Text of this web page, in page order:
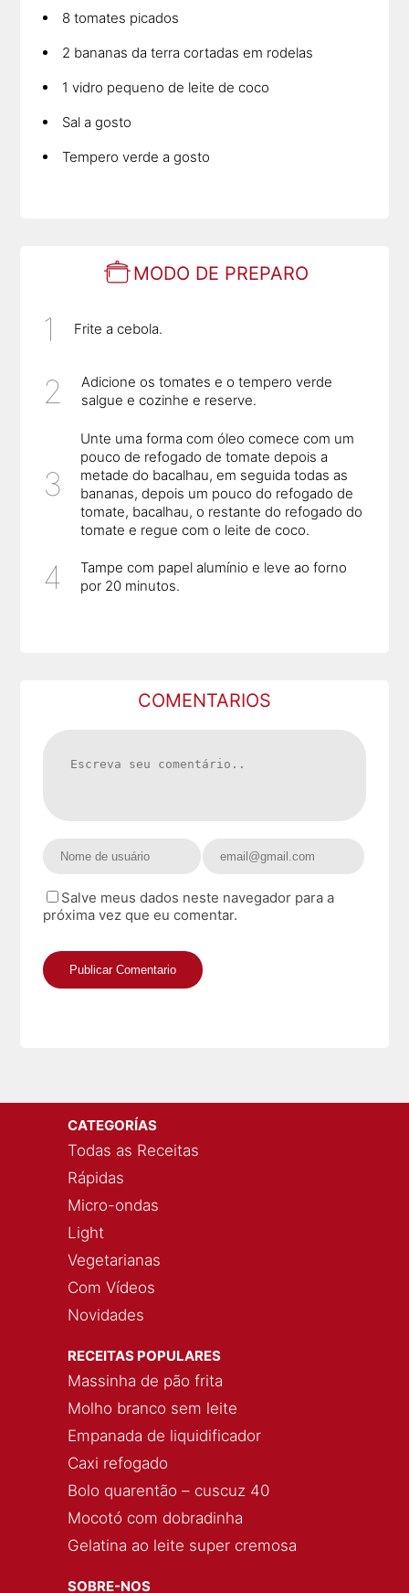
8 tomates picados
2 bananas da terra cortadas em rodelas
1 vidro pequeno de leite de coco
Sal a gosto
Tempero verde a gosto
MODO DE PREPARO
Frite a cebola.
Adicione os tomates e o tempero verde
salgue e cozinhe e reserve.
Unte uma forma com óleo comece com um
pouco de refogado de tomate depois a
metade do bacalhau, em seguida todas as
bananas, depois um pouco do refogado de
tomate, bacalhau, o restante do refogado do
tomate e regue com o leite de coco.
Tampe com papel alumínio e leve ao forno
por 20 minutos.
COMENTARIOS
Salve meus dados neste navegador para a
próxima vez que eu comentar.
CATEGORÍAS
Todas as Receitas
Rápidas
Micro-ondas
Light
Vegetarianas
Com Vídeos
Novidades
RECEITAS POPULARES
Massinha de pão frita
Molho branco sem leite
Empanada de liquidificador
Caxi refogado
Bolo quarentão – cuscuz 40
Mocotó com dobradinha
Gelatina ao leite super cremosa
SOBRE-NOS